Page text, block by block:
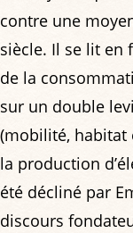
contre une
siècle. Il se lit en
de la
sur un double
(mobilité, habitat
la production
été décliné par
discours